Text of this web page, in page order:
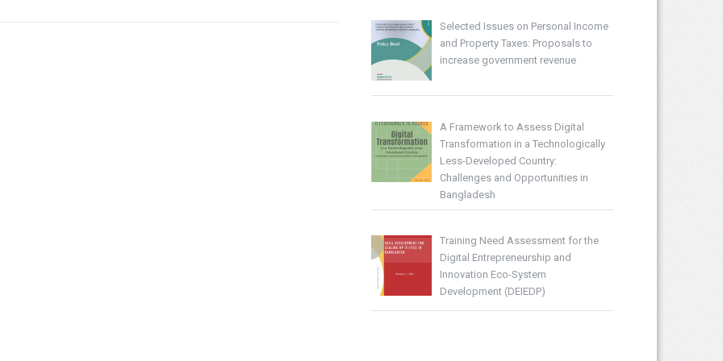
Selected Issues on Personal Income
and Property Taxes: Proposals to
increase government revenue
A Framework to Assess Digital
Transformation in a Technologically
Less-Developed Country:
Challenges and Opportunities in
Bangladesh
Training Need Assessment for the
Digital Entrepreneurship and
Innovation Eco-System
Development (DEIEDP)